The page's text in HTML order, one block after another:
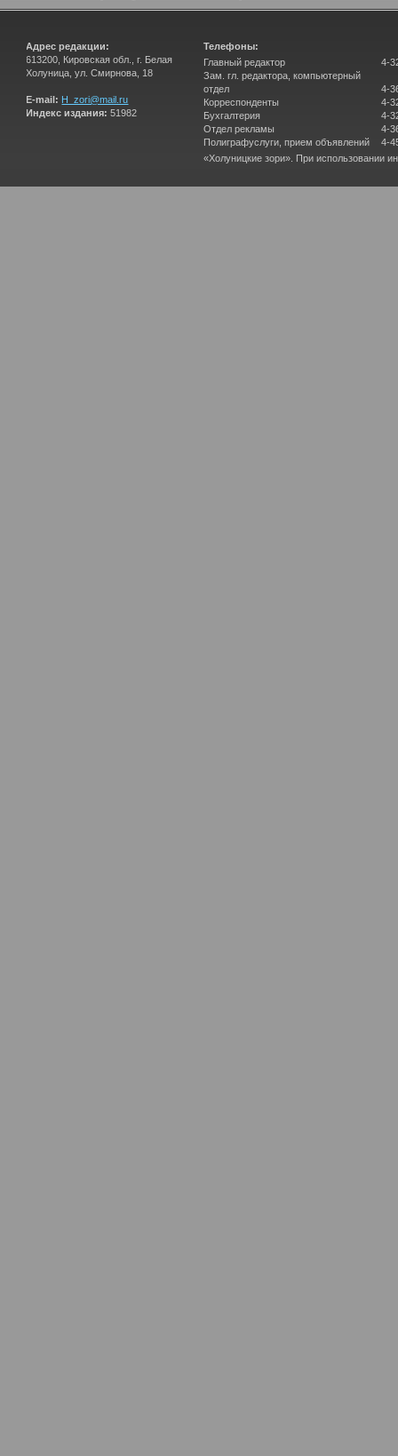
Адрес редакции:
613200, Кировская обл., г. Белая
Холуница, ул. Смирнова, 18
E-mail: H_zori@mail.ru
Индекс издания: 51982
Телефоны:
Главный редактор
Зам. гл. редактора, компьютерный
отдел
Корреспонденты
Бухгалтерия
Отдел рекламы
Полиграфуслуги, прием объявлений
4-
4-
4-
4-
4-
4-
«Холуницкие зори». При использовании